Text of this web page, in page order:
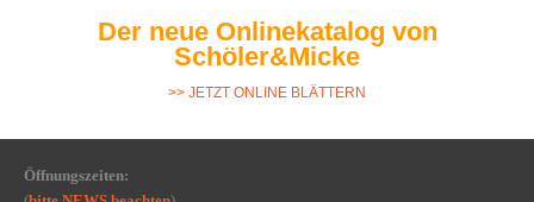
Der neue Onlinekatalog von
Schöler&Micke
>> JETZT ONLINE BLÄTTERN
Öffnungszeiten: